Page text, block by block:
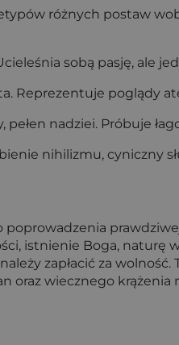
różnych postaw
sobą pasję, ale
Reprezentuje poglądy
pełen nadziei. Próbuje
nihilizmu, cyniczny
istnienie Boga,
zapłacić za
wiecznego krążenia